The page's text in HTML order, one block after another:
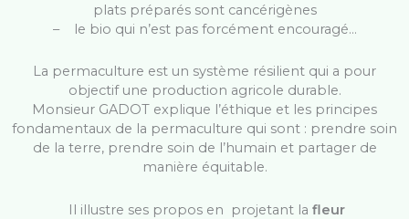
plats préparés sont cancérigènes
– le bio qui n’est pas forcément encouragé…
La permaculture est un système résilient qui a pour
objectif une production agricole durable.
Monsieur GADOT explique l’éthique et les principes
fondamentaux de la permaculture qui sont : prendre soin
de la terre, prendre soin de l’humain et partager de
manière équitable.
Il illustre ses propos en projetant la fleur